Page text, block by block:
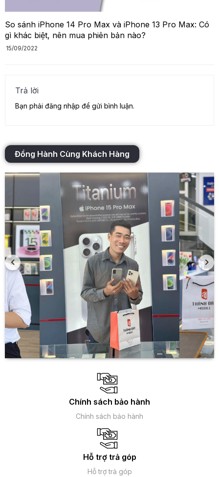
So sánh iPhone 14 Pro Max và iPhone 13 Pro Max: Có
gì khác biệt, nên mua phiên bản nào?
15/09/2022
Trả lời
Bạn phải đăng nhập để gửi bình luận.
Đồng Hành Cùng Khách Hàng
Chính sách bảo hành
Chính sách bảo hành
Hỗ trợ trả góp
Hỗ trợ trả góp